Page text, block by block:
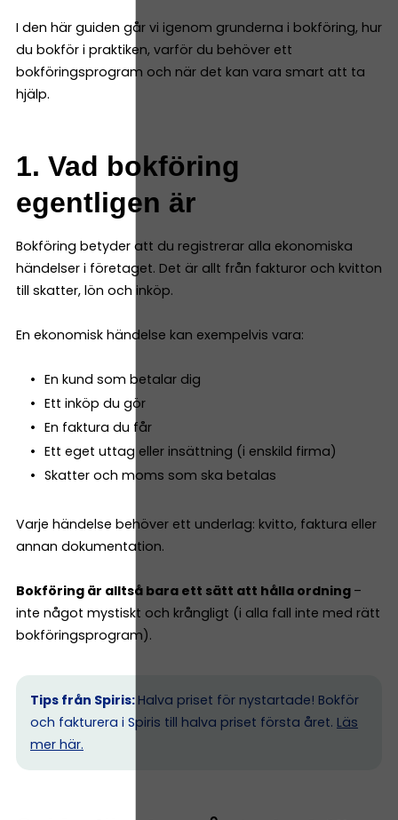
I den här guiden går vi igenom grunderna i bokföring, hur
du bokför i praktiken, varför du behöver ett
bokföringsprogram och när det kan vara smart att ta
hjälp.
1. Vad bokföring
egentligen är
Bokföring betyder att du registrerar alla ekonomiska
händelser i företaget. Det är allt från fakturor och kvitton
till skatter, lön och inköp.
En ekonomisk händelse kan exempelvis vara:
En kund som betalar dig
Ett inköp du gör
En faktura du får
Ett eget uttag eller insättning (i enskild firma)
Skatter och moms som ska betalas
Varje händelse behöver ett underlag: kvitto, faktura eller
annan dokumentation.
Bokföring är alltså bara ett sätt att hålla ordning –
inte något mystiskt och krångligt (i alla fall inte med rätt
bokföringsprogram).
Tips från Spiris: Halva priset för nystartade! Bokför
och fakturera i Spiris till halva priset första året. Läs
mer här.